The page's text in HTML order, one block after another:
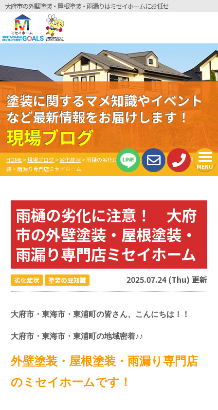
大府市の外壁塗装・屋根塗装・雨漏りはミセイホームにお任せ
MENU
塗装に関するマメ知識やイベント
など最新情報をお届けします！
現場ブログ
HOME>現場ブログ>劣化症状>雨樋の劣化に注意！ 大府市の外壁塗装・屋根塗
装・雨漏り専門店ミセイホーム
雨樋の劣化に注意！ 大府
市の外壁塗装・屋根塗装・
雨漏り専門店ミセイホーム
劣化症状 塗装の豆知識 2025.07.24 (Thu) 更新
大府市・東海市・東浦町の皆さん、こんにちは！！
大府市・東海市・東浦町の地域密着♪♪
外壁塗装・屋根塗装・雨漏り専門店
のミセイホームです！